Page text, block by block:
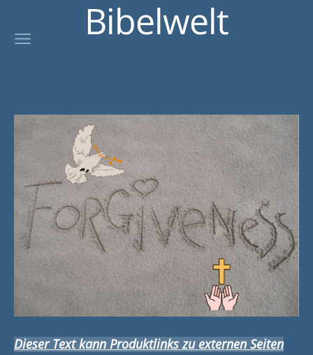
Bibelwelt
Dieser Text kann Produktlinks zu externen Seiten